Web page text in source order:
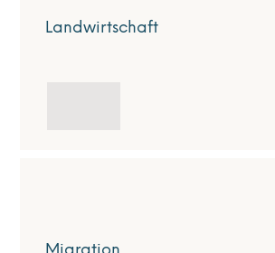
Landwirtschaft